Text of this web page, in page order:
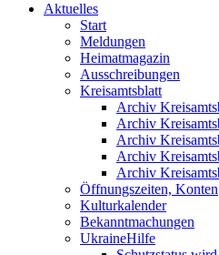
Aktuelles
Start
Meldungen
Heimatmagazin
Ausschreibungen
Kreisamtsblatt
Archiv
Archiv
Archiv
Archiv
Archiv
Öffnungszeiten, Konten
Kulturkalender
Bekanntmachungen
UkraineHilfe